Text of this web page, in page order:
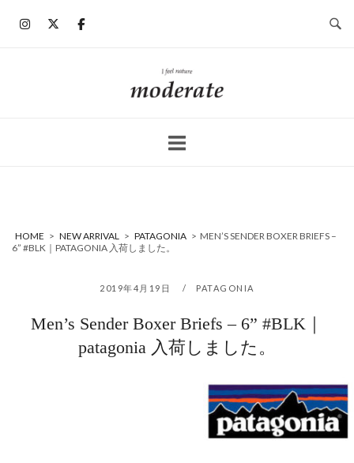
ホ
ー
HOME > NEW ARRIVAL > PATAGONIA > MEN’S SENDER BOXER BRIEFS –
6” #BLK｜PATAGONIA 入荷しました。
2019年4月19日 PATAGONIA
Men’s Sender Boxer Briefs – 6” #BLK｜
patagonia 入荷しました。